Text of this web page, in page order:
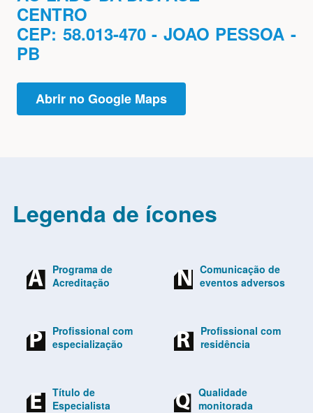
CENTRO
CEP: 58.013-470 - JOAO PESSOA -
PB
Abrir no Google Maps
Legenda de ícones
Programa de
Acreditação
Comunicação de
eventos adversos
Profissional com
especialização
Profissional com
residência
Título de
Especialista
Qualidade
monitorada